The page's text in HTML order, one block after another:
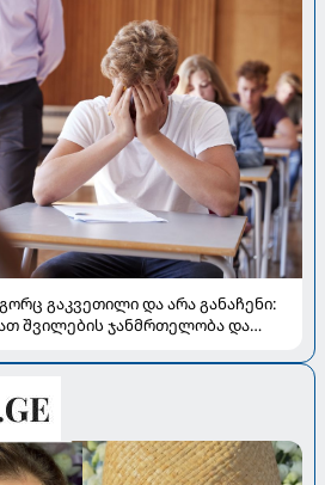
გაკვეთილი და არა განაჩენი:
შვილების ჯანმრთელობა და